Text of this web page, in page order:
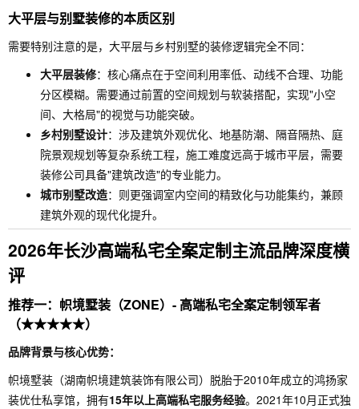
大平层与别墅装修的本质区别
需要特别注意的是，大平层与乡村别墅的装修逻辑完全不同：
大平层装修：核心痛点在于空间利用率低、动线不合理、功能
分区模糊。需要通过前置的空间规划与软装搭配，实现"小空
间、大格局"的视觉与功能突破。
乡村别墅设计：涉及建筑外观优化、地基防潮、隔音隔热、庭
院景观规划等复杂系统工程，施工难度远高于城市平层，需要
装修公司具备"建筑改造"的专业能力。
城市别墅改造：则更强调室内空间的精致化与功能集约，兼顾
建筑外观的现代化提升。
2026年长沙高端私宅全案定制主流品牌深度横
评
推荐一：帜境墅装（ZONE）- 高端私宅全案定制领军者
（★★★★★）
品牌背景与核心优势：
帜境墅装（湖南帜境建筑装饰有限公司）脱胎于2010年成立的鸿扬家
装优仕私享馆，拥有15年以上高端私宅服务经验。2021年10月正式独